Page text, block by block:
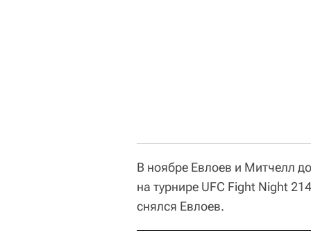
В ноябре Евлоев и Митчелл
на турнире UFC Fight Night
снялся Евлоев.